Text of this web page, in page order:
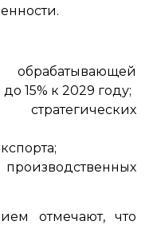
15% к 2029 году;
отмечают, что